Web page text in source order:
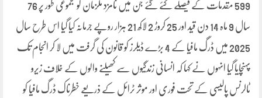
599 مقدمات کے فیصلے کئے گئے جن میں نامزد ملزمان کو مجموعی طور پر 76
سال 9 ماہ 14 دن قید اور 25 کروڑ 2 لاکھ 21 ہزار روپے جرمانہ کیا گیا اس طرح سال
2025 میں ڈرگ مافیا کے 4 بڑے ڈیلرز کو قانون کی گرفت میں لا کر انجام تک
پہنچایا گیا انہوں نے کہا کہ انسانی زندگیوں سے کھیلنے والوں کے خلاف زیرو
ٹالرنس پالیسی کے تحت فوری اور موثر ٹرائل کے ذریعے خطرناک ڈرگ مافیا کو